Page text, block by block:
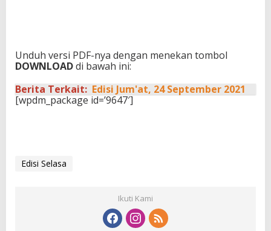
Unduh versi PDF-nya dengan menekan tombol
DOWNLOADdi bawah ini:
Berita Terkait: Edisi Jum'at, 24 September 2021
[wpdm_package id=’9647′]
Edisi Selasa
Ikuti Kami